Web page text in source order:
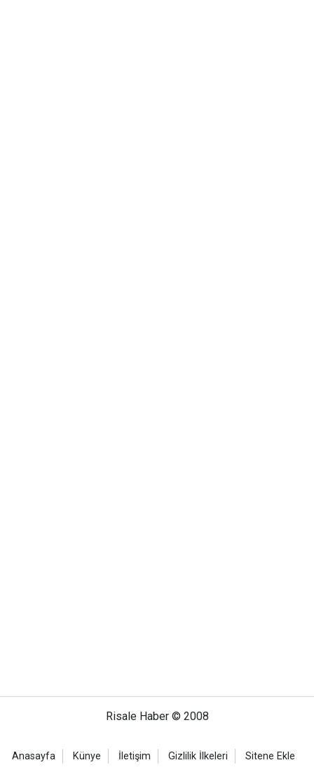
Risale Haber © 2008
Anasayfa Künye İletişim Gizlilik İlkeleri Sitene Ekle